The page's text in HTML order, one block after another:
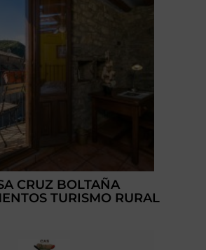
CRUZ BOLTAÑA
TURISMO RURAL